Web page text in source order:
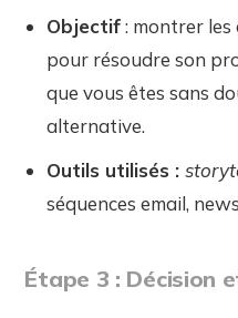
Objectif: montrer les
pour résoudre son
que vous êtes sans
alternative.
Outils utilisés :
séquences email,
Étape 3 : Décision